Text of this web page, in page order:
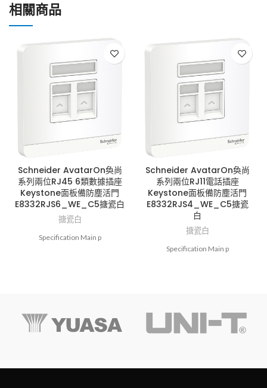
相關商品
Schneider AvatarOn奐尚
系列兩位RJ45 6類數據插座
Keystone面板備防塵活門
E8332RJS6_WE_C5搪瓷白
搪瓷白
Specification Main p
Schneider AvatarOn奐尚
系列兩位RJ11電話插座
Keystone面板備防塵活門
E8332RJS4_WE_C5搪瓷
白
搪瓷白
Specification Main p